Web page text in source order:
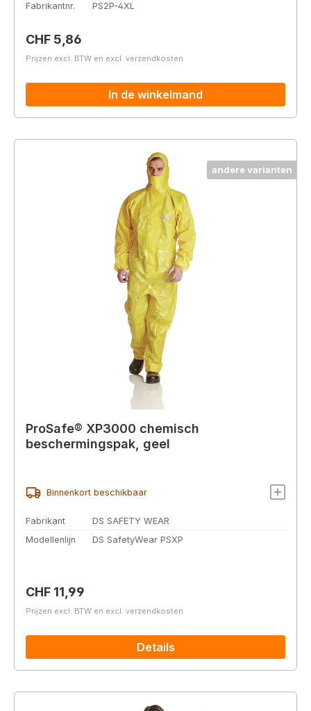
Fabrikantnr.
PS2P-4XL
Normale prijs:
CHF 5,86
Prijzen excl. BTW en excl. verzendkosten
In de winkelmand
andere varianten
ProSafe® XP3000 chemisch
beschermingspak, geel
Binnenkort beschikbaar
Fabrikant
DS SAFETY WEAR
Modellenlijn
DS SafetyWear PSXP
Normale prijs:
CHF 11,99
Prijzen excl. BTW en excl. verzendkosten
Details